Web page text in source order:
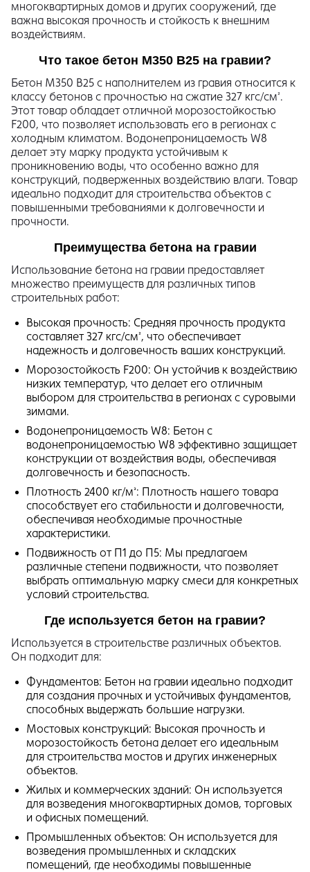
многоквартирных домов и других сооружений, где
важна высокая прочность и стойкость к внешним
воздействиям.
Что такое бетон М350 В25 на гравии?
Бетон М350 В25 с наполнителем из гравия относится к
классу бетонов с прочностью на сжатие 327 кгс/см².
Этот товар обладает отличной морозостойкостью
F200, что позволяет использовать его в регионах с
холодным климатом. Водонепроницаемость W8
делает эту марку продукта устойчивым к
проникновению воды, что особенно важно для
конструкций, подверженных воздействию влаги. Товар
идеально подходит для строительства объектов с
повышенными требованиями к долговечности и
прочности.
Преимущества бетона на гравии
Использование бетона на гравии предоставляет
множество преимуществ для различных типов
строительных работ:
Высокая прочность: Средняя прочность продукта
составляет 327 кгс/см², что обеспечивает
надежность и долговечность ваших конструкций.
Морозостойкость F200: Он устойчив к воздействию
низких температур, что делает его отличным
выбором для строительства в регионах с суровыми
зимами.
Водонепроницаемость W8: Бетон с
водонепроницаемостью W8 эффективно защищает
конструкции от воздействия воды, обеспечивая
долговечность и безопасность.
Плотность 2400 кг/м³: Плотность нашего товара
способствует его стабильности и долговечности,
обеспечивая необходимые прочностные
характеристики.
Подвижность от П1 до П5: Мы предлагаем
различные степени подвижности, что позволяет
выбрать оптимальную марку смеси для конкретных
условий строительства.
Где используется бетон на гравии?
Используется в строительстве различных объектов.
Он подходит для:
Фундаментов: Бетон на гравии идеально подходит
для создания прочных и устойчивых фундаментов,
способных выдержать большие нагрузки.
Мостовых конструкций: Высокая прочность и
морозостойкость бетона делает его идеальным
для строительства мостов и других инженерных
объектов.
Жилых и коммерческих зданий: Он используется
для возведения многоквартирных домов, торговых
и офисных помещений.
Промышленных объектов: Он используется для
возведения промышленных и складских
помещений, где необходимы повышенные